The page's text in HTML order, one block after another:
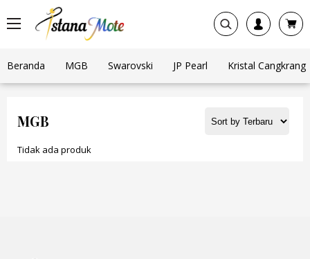
Beranda MGB Swarovski JP Pearl Kristal Cangkrang
MGB
Tidak ada produk